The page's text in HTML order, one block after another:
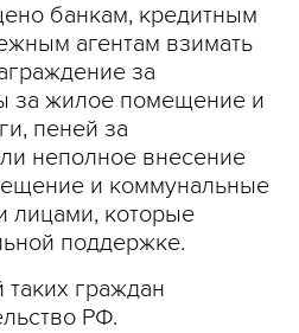
банкам, кредитным
агентам взимать
за
за жилое помещение и
пеней за
неполное внесение
и коммунальные
лицами, которые
поддержке.
таких граждан
РФ.